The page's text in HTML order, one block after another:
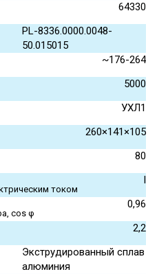
64330
PL-8336.0000.0048-
50.015015
~176-264
5000
УХЛ1
260×141×105
80
током
I
cos φ
0,96
2,2
Экструдированный сплав
алюминия